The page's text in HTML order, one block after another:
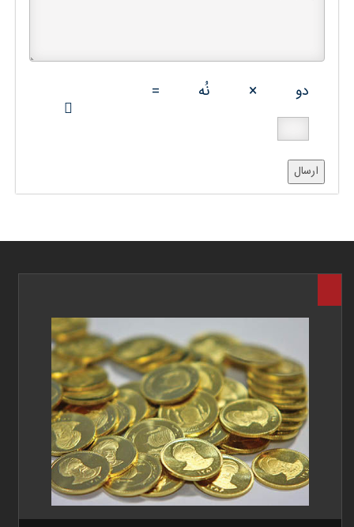
دو × نُه =
ارسال